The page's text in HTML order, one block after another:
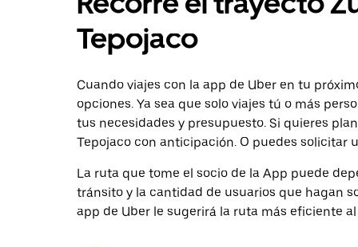
Tepojaco
Cuando viajes con la app de Uber en tu
opciones. Ya sea que solo viajes tú o más
tus necesidades y presupuesto. Si quieres
Tepojaco con anticipación. O puedes solicitar
La ruta que tome el socio de la App puede
tránsito y la cantidad de usuarios que hagan
app de Uber le sugerirá la ruta más eficiente